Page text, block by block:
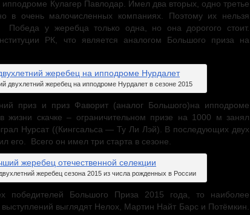
ипподроме Кулагер Павлодар. Имел два вторых, одно третье
в очень малочисленных компаниях. Поэтому их нельзя
Победа у жеребца только одна, но она дорогого стоит.
РК, что является аналогом Большого приза на
двухлетний жеребец на ипподроме Нурдалет в сезоне 2015
приз и приз Фаворит (аналог Большого)на ипподроме
жизни скачке – ограничительном призе на 1000 м занял
Нурсат ((Кингсальса — Ту Ли Лэй). В последующих двух
его. Всего он имел три старта в сезоне.
жеребец сезона 2015 из числа рожденных в России
победителей Большого Приза 2015 года, то наиболее
выглядят Нелох, Мартин Найт Барс и Потёмкин.